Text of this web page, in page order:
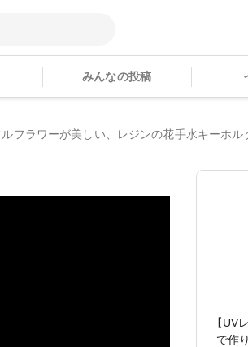
みんなの投稿
フラワーが美しい、レジンの花手水キーホル
【UV
で作